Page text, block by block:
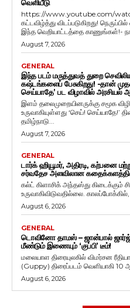
வெளியீடு
https://www.youtube.com/
கட்டவிழ்த்து விடப்படுகிறது!
இந்த வெறியாட்டத்தை காணுங்கள்!-
August 7, 2026
GENERAL
இந்த படம் மருத்துவத் துறை
கஷ்டங்களைப் பேசுகிறது! -தான்
செய்யாதே’ பட விழாவில் அரசியல்
இளம் தலைமுறையினருக்கு சமூக
உருவாகியுள்ளது ‘செய்! செய்யாதே!’
தமிழ்நாடு...
August 7, 2026
GENERAL
டார்க் ஹியூமர், அதிரடி, கற்பனை
சர்வதேச அளவிலான கதைக்களத்தில்
கல்ட் கிளாசிக் அந்தஸ்து கிடைக்கும்
உருவாகிவிடுவதில்லை.
August 6, 2026
GENERAL
டொவினோ தாமஸ் – ஜான்பால் ஜார்ஜ்
மீண்டும் இணையும் ‘குப்பி’ டீம்!
மலையாள திரையுலகில் விமர்சன
(Guppy) திரைப்படம் வெளியாகி
August 6, 2026